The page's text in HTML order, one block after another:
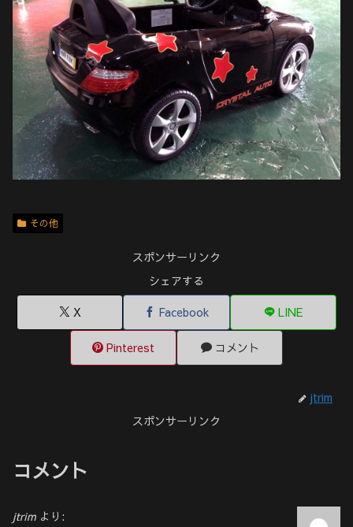
その他
スポンサーリンク
シェアする
X
Facebook LINE
Pinterest コメント
jtrim
スポンサーリンク
コメント
jtrim より: